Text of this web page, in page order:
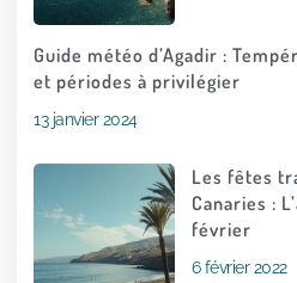
Guide météo d’Agadir :
et périodes à privilégier
13 janvier 2024
Les fêtes
Canaries :
février
6 février 2022